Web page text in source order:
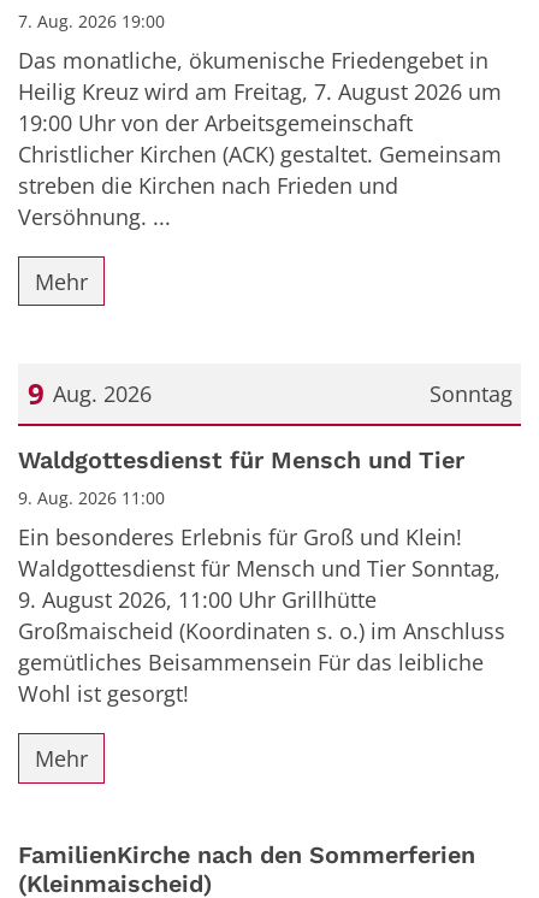
7. Aug. 2026 19:00
Das monatliche, ökumenische Friedengebet in
Heilig Kreuz wird am Freitag, 7. August 2026 um
19:00 Uhr von der Arbeitsgemeinschaft
Christlicher Kirchen (ACK) gestaltet. Gemeinsam
streben die Kirchen nach Frieden und
Versöhnung. ...
Mehr
Sonntag
9 Aug. 2026
Datum: 9. August 2026
Waldgottesdienst für Mensch und Tier
9. Aug. 2026 11:00
Ein besonderes Erlebnis für Groß und Klein!
Waldgottesdienst für Mensch und Tier Sonntag,
9. August 2026, 11:00 Uhr Grillhütte
Großmaischeid (Koordinaten s. o.) im Anschluss
gemütliches Beisammensein Für das leibliche
Wohl ist gesorgt!
Mehr
FamilienKirche nach den Sommerferien
(Kleinmaischeid)